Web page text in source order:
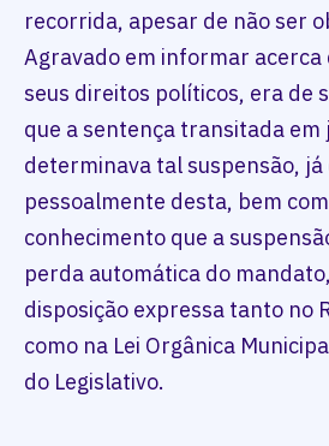
recorrida, apesar de não ser
Agravado em informar acerca
seus direitos políticos, era de
que a sentença transitada em
determinava tal suspensão,
pessoalmente desta, bem
conhecimento que a
perda automática do
disposição expressa tanto no
como na Lei Orgânica
do Legislativo.